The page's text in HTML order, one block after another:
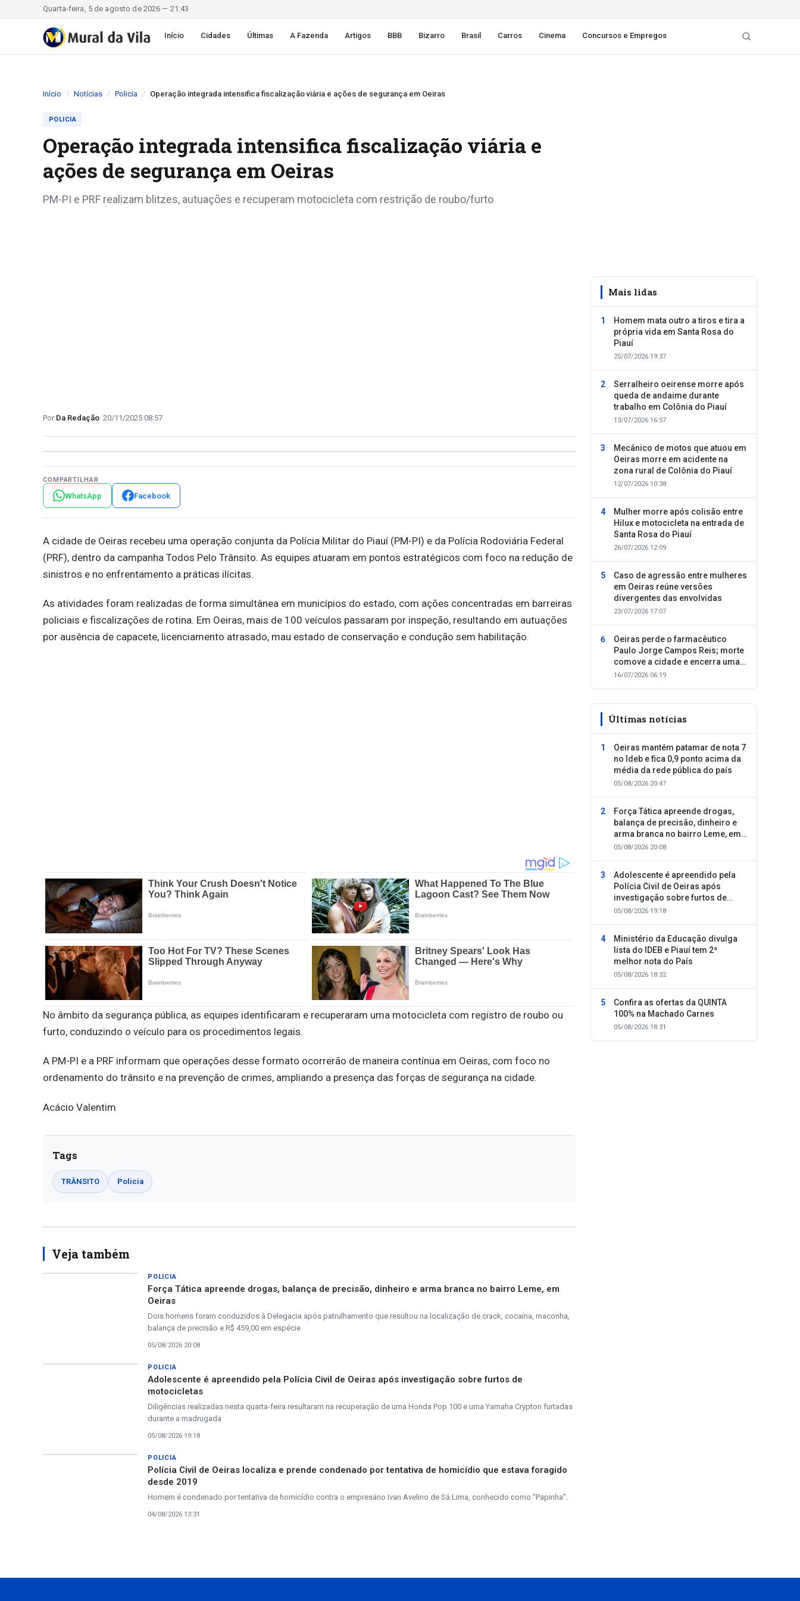
Quarta-feira, 5 de agosto de 2026 — 21:43
Início Cidades Últimas A Fazenda Artigos BBB Bizarro Brasil Carros Cinema Concursos e Empregos
Início Notícias Policia Operação integrada intensifica fiscalização viária e ações de segurança em Oeiras
POLICIA
Operação integrada intensifica fiscalização viária e
ações de segurança em Oeiras
PM-PI e PRF realizam blitzes, autuações e recuperam motocicleta com restrição de roubo/furto
Da Redação 20/11/2025 08:57
COMPARTILHAR
WhatsApp Facebook
A cidade de Oeiras recebeu uma operação conjunta da Polícia Militar do Piauí (PM-PI) e da Polícia Rodoviária Federal
(PRF), dentro da campanha Todos Pelo Trânsito. As equipes atuaram em pontos estratégicos com foco na redução de
sinistros e no enfrentamento a práticas ilícitas.
As atividades foram realizadas de forma simultânea em municípios do estado, com ações concentradas em barreiras
policiais e fiscalizações de rotina. Em Oeiras, mais de 100 veículos passaram por inspeção, resultando em autuações
por ausência de capacete, licenciamento atrasado, mau estado de conservação e condução sem habilitação.
No âmbito da segurança pública, as equipes identificaram e recuperaram uma motocicleta com registro de roubo ou
furto, conduzindo o veículo para os procedimentos legais.
A PM-PI e a PRF informam que operações desse formato ocorrerão de maneira contínua em Oeiras, com foco no
ordenamento do trânsito e na prevenção de crimes, ampliando a presença das forças de segurança na cidade.
Acácio Valentim
Tags
TRÂNSITO Policia
Veja também
POLICIA
Força Tática apreende drogas, balança de precisão, dinheiro e arma branca no bairro Leme, em
Oeiras
Dois homens foram conduzidos à Delegacia após patrulhamento que resultou na localização de crack, cocaína, maconha,
balança de precisão e R$ 459,00 em espécie
05/08/2026 20:08
POLICIA
Adolescente é apreendido pela Polícia Civil de Oeiras após investigação sobre furtos de
motocicletas
Diligências realizadas nesta quarta-feira resultaram na recuperação de uma Honda Pop 100 e uma Yamaha Crypton furtadas
durante a madrugada
05/08/2026 19:18
POLICIA
Polícia Civil de Oeiras localiza e prende condenado por tentativa de homicídio que estava foragido
desde 2019
Homem é condenado por tentativa de homicídio contra o empresário Ivan Avelino de Sá Lima, conhecido como “Papinha”.
04/08/2026 13:31
Mais lidas
Homem mata outro a tiros e tira a
própria vida em Santa Rosa do
Piauí
25/07/2026 19:37
Serralheiro oeirense morre após
queda de andaime durante
trabalho em Colônia do Piauí
13/07/2026 16:57
Mecânico de motos que atuou em
Oeiras morre em acidente na
zona rural de Colônia do Piauí
12/07/2026 10:38
Mulher morre após colisão entre
Hilux e motocicleta na entrada de
Santa Rosa do Piauí
26/07/2026 12:09
Caso de agressão entre mulheres
em Oeiras reúne versões
divergentes das envolvidas
23/07/2026 17:07
Oeiras perde o farmacêutico
Paulo Jorge Campos Reis; morte
comove a cidade e encerra uma
trajetória dedicada ao cuidado
16/07/2026 06:19
Últimas notícias
Oeiras mantém patamar de nota 7
no Ideb e fica 0,9 ponto acima da
média da rede pública do país
05/08/2026 20:47
Força Tática apreende drogas,
balança de precisão, dinheiro e
arma branca no bairro Leme, em
Oeiras
05/08/2026 20:08
Adolescente é apreendido pela
Polícia Civil de Oeiras após
investigação sobre furtos de
motocicletas
05/08/2026 19:18
Ministério da Educação divulga
lista do IDEB e Piauí tem 2ª
melhor nota do País
05/08/2026 18:32
Confira as ofertas da QUINTA
100% na Machado Carnes
05/08/2026 18:31